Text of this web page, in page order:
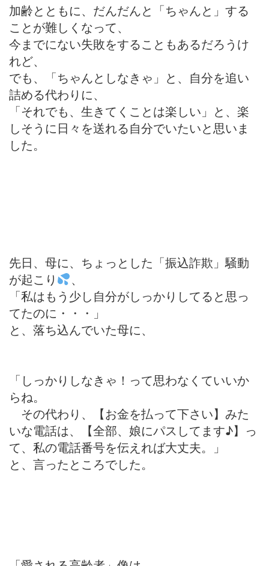
加齢とともに、だんだんと「ちゃんと」する
ことが難しくなって、
今までにない失敗をすることもあるだろうけ
れど、
でも、「ちゃんとしなきゃ」と、自分を追い
詰める代わりに、
「それでも、生きてくことは楽しい」と、楽
しそうに日々を送れる自分でいたいと思いま
した。
先日、母に、ちょっとした「振込詐欺」騒動
が起こり
、
「私はもう少し自分がしっかりしてると思っ
てたのに・・・」
と、落ち込んでいた母に、
「しっかりしなきゃ！って思わなくていいか
らね。
その代わり、【お金を払って下さい】みた
いな電話は、【全部、娘にパスしてます♪】っ
て、私の電話番号を伝えれば大丈夫。」
と、言ったところでした。